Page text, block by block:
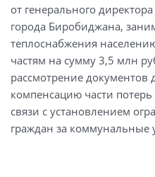
от генерального
города Биробиджана,
теплоснабжения
частям на сумму 3,5 млн
рассмотрение документов
компенсацию части
связи с установлением
граждан за коммунальные